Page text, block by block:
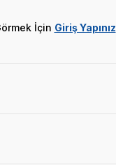
İçin Giriş Yapınız